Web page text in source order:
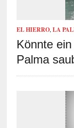
EL HIERRO, LA
Könnte
Palma